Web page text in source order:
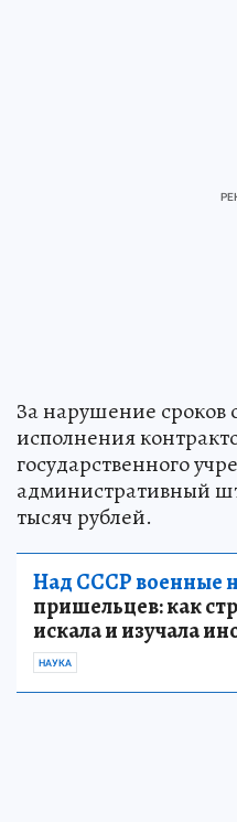
За нарушение сроков
исполнения
государственного
административный
тысяч рублей.
Над СССР военные
пришельцев: как
искала и изучала
НАУКА